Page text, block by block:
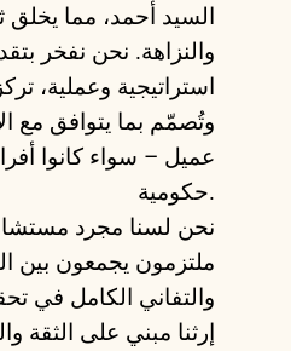
السيد أحمد، مما يخلق
والنزاهة. نحن نفخر
استراتيجية وعملية،
وتُصمّم بما يتوافق مع
عميل – سواء كانوا
حكومية.
نحن لسنا مجرد
ملتزمون يجمعون بين
والتفاني الكامل في
إرثنا مبني على الثقة